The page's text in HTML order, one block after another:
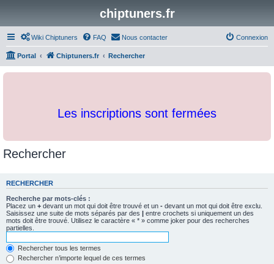
chiptuners.fr
Wiki Chiptuners FAQ Nous contacter Connexion
Portal Chiptuners.fr Rechercher
Les inscriptions sont fermées
Rechercher
RECHERCHER
Recherche par mots-clés :
Placez un + devant un mot qui doit être trouvé et un - devant un mot qui doit être exclu.
Saisissez une suite de mots séparés par des | entre crochets si uniquement un des
mots doit être trouvé. Utilisez le caractère « * » comme joker pour des recherches
partielles.
Rechercher tous les termes
Rechercher n’importe lequel de ces termes